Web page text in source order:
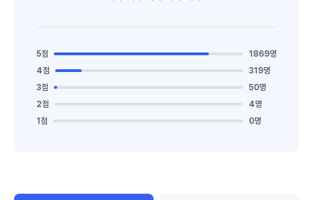
5점
1869명
4점
319명
3점
50명
2점
4명
1점
0명